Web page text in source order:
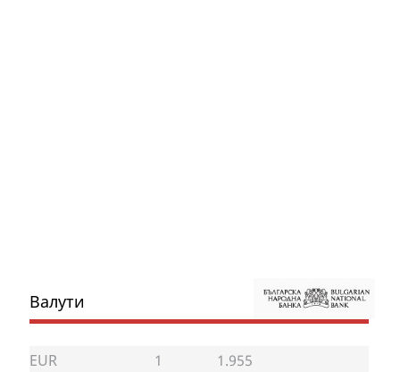
Валути
EUR 1
1.955